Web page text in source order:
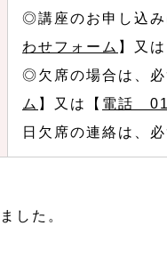
◎講座のお申し込み
わせフォーム 】又は
◎欠席の場合は、必
ム 】又は【 電話
日欠席の連絡は、
した。